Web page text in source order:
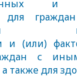
и
для
и (или)
с
также для